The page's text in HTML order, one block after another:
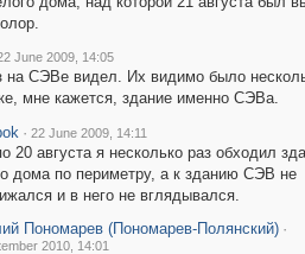
June 2009, 14:05
на СЭВе видел. Их видимо было
мне кажется, здание именно СЭВа.
· 22 June 2009, 14:11
20 августа я несколько раз обходил
дома по периметру, а к зданию СЭВ не
и в него не вглядывался.
Пономарев (Пономарев-Полянский) ·
2010, 14:01